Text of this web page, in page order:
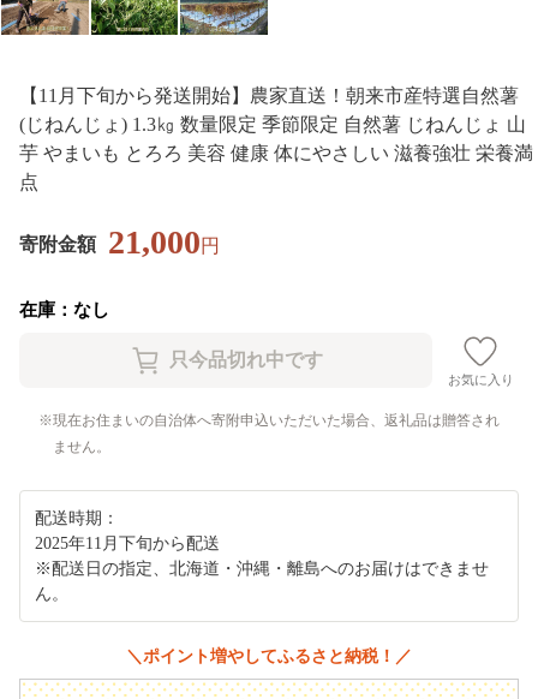
【11月下旬から発送開始】農家直送！朝来市産特選自然薯
(じねんじょ) 1.3㎏ 数量限定 季節限定 自然薯 じねんじょ 山
芋 やまいも とろろ 美容 健康 体にやさしい 滋養強壮 栄養満
点
寄附金額 21,000円
在庫：なし
お気に入り
現在お住まいの自治体へ寄附申込いただいた場合、返礼品は贈答され
ません。
配送時期：
2025年11月下旬から配送
※配送日の指定、北海道・沖縄・離島へのお届けはできませ
ん。
＼ポイント増やしてふるさと納税！／